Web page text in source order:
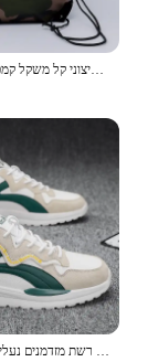
תיק גב הסוואה תיק כושר נסיעות ספורט שק חיצוני קל משקל קמפינג הליכה רגליים
נעלי ריצה קלות משקל אוללן לגברים 2024 מעצב רשת מזדמנים נעלי ספורט תחרה-אפ